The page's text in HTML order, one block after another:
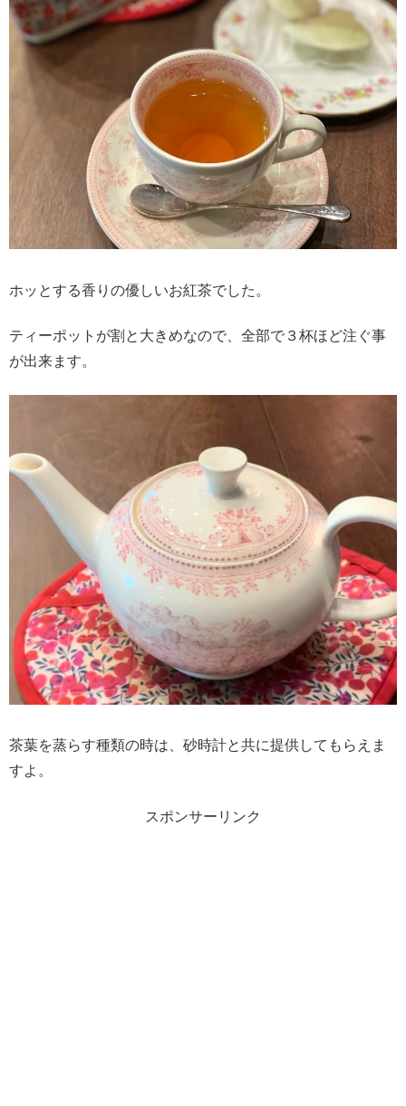
ホッとする香りの優しいお紅茶でした。
ティーポットが割と大きめなので、全部で３杯ほど注ぐ事
が出来ます。
茶葉を蒸らす種類の時は、砂時計と共に提供してもらえま
すよ。
スポンサーリンク